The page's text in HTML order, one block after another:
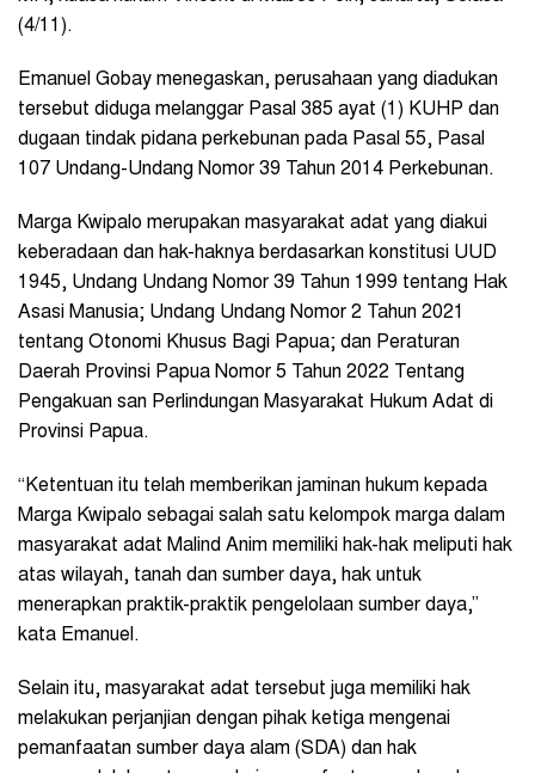
(4/11).
Emanuel Gobay menegaskan, perusahaan yang diadukan
tersebut diduga melanggar Pasal 385 ayat (1) KUHP dan
dugaan tindak pidana perkebunan pada Pasal 55, Pasal
107 Undang-Undang Nomor 39 Tahun 2014 Perkebunan.
Marga Kwipalo merupakan masyarakat adat yang diakui
keberadaan dan hak-haknya berdasarkan konstitusi UUD
1945, Undang Undang Nomor 39 Tahun 1999 tentang Hak
Asasi Manusia; Undang Undang Nomor 2 Tahun 2021
tentang Otonomi Khusus Bagi Papua; dan Peraturan
Daerah Provinsi Papua Nomor 5 Tahun 2022 Tentang
Pengakuan san Perlindungan Masyarakat Hukum Adat di
Provinsi Papua.
“Ketentuan itu telah memberikan jaminan hukum kepada
Marga Kwipalo sebagai salah satu kelompok marga dalam
masyarakat adat Malind Anim memiliki hak-hak meliputi hak
atas wilayah, tanah dan sumber daya, hak untuk
menerapkan praktik-praktik pengelolaan sumber daya,”
kata Emanuel.
Selain itu, masyarakat adat tersebut juga memiliki hak
melakukan perjanjian dengan pihak ketiga mengenai
pemanfaatan sumber daya alam (SDA) dan hak